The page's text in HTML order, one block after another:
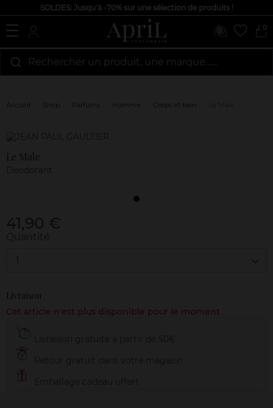
SOLDES: Jusqu'à -70% sur une sélection de produits !
0
Rechercher un produit, une marque…...
Accueil Shop Parfums Homme Corps et bain
Marque
Le Male
1
Livraison
Cet article n'est plus disponible pour le moment